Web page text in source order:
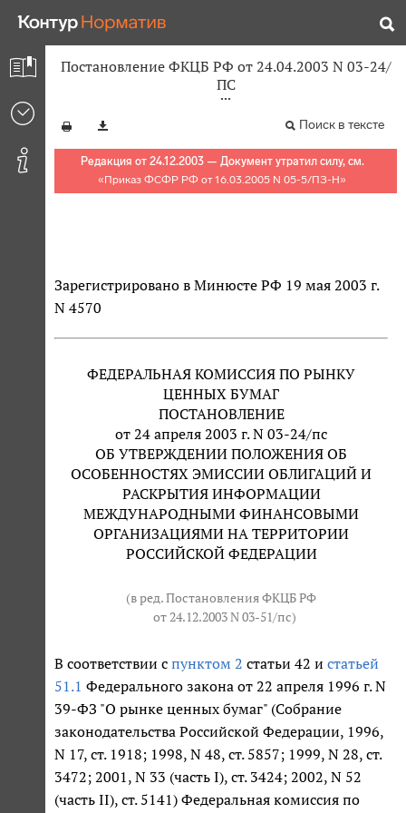
Постановление ФКЦБ РФ от 24.04.2003 N 03-24/
ПС
Поиск в тексте
Редакция от 24.12.2003 — Документ утратил силу, см.
«Приказ ФСФР РФ от 16.03.2005 N 05-5/ПЗ-Н»
Зарегистрировано в Минюсте РФ 19 мая 2003 г.
N 4570
ФЕДЕРАЛЬНАЯ КОМИССИЯ ПО РЫНКУ
ЦЕННЫХ БУМАГ
ПОСТАНОВЛЕНИЕ
от 24 апреля 2003 г. N 03-24/пс
ОБ УТВЕРЖДЕНИИ ПОЛОЖЕНИЯ ОБ
ОСОБЕННОСТЯХ ЭМИССИИ ОБЛИГАЦИЙ И
РАСКРЫТИЯ ИНФОРМАЦИИ
МЕЖДУНАРОДНЫМИ ФИНАНСОВЫМИ
ОРГАНИЗАЦИЯМИ НА ТЕРРИТОРИИ
РОССИЙСКОЙ ФЕДЕРАЦИИ
(в ред. Постановления ФКЦБ РФ
от 24.12.2003 N 03-51/пс)
В соответствии с пунктом 2 статьи 42 и статьей
51.1 Федерального закона от 22 апреля 1996 г. N
39-ФЗ "О рынке ценных бумаг" (Собрание
законодательства Российской Федерации, 1996,
N 17, ст. 1918; 1998, N 48, ст. 5857; 1999, N 28, ст.
3472; 2001, N 33 (часть I), ст. 3424; 2002, N 52
(часть II), ст. 5141) Федеральная комиссия по